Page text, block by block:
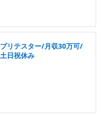
リテスター/月収30万可/
日祝休み